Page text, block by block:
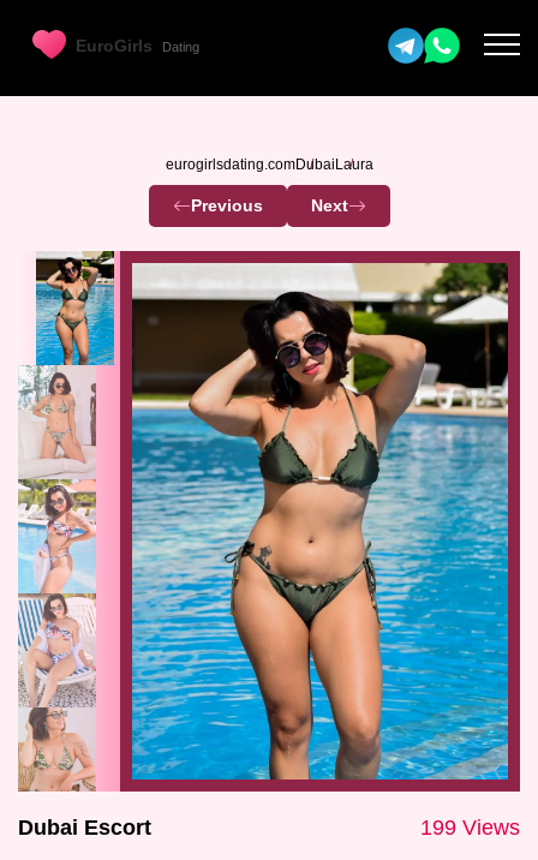
eurogirlsdating.comDubai Laura
Previous Next
Dubai Escort 199 Views